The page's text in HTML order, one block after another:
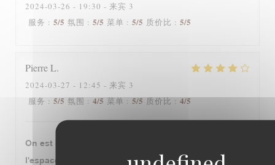
2024-03-26 - 19:30 - 来宾 3
服务 : 5/5 氛围 : 5/5 菜单 : 5/5 质价比 : 5/5
PierreL
2024-03-27 - 12:45 - 来宾 3
服务 : 5/5 氛围 : 4/5 菜单 : 5/5 质价比 : 4/5
On est dès l'arrivée transporté dans le temps et dans
l'espace. On se sent loin de Paris et il y a bien des